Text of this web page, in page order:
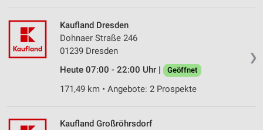
❯
Kaufland Dresden
Dohnaer Straße 246
01239 Dresden
Heute 07:00 - 22:00 Uhr |
Geöffnet
171,49 km • Angebote: 2 Prospekte
Kaufland Großröhrsdorf